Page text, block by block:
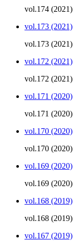
vol.174 (2021)
vol.173 (2021)
vol.173 (2021)
vol.172 (2021)
vol.172 (2021)
vol.171 (2020)
vol.171 (2020)
vol.170 (2020)
vol.170 (2020)
vol.169 (2020)
vol.169 (2020)
vol.168 (2019)
vol.168 (2019)
vol.167 (2019)